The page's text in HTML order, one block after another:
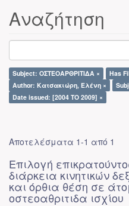
Αναζήτηση
Subject: ΟΣΤΕΟΑΡΘΡΙΤΙΔΑ × Has
Author: Κατσακιώρη, Ελένη ×
Date issued: [2004 TO 2009] ×
Αποτελέσματα 1-1 από 1
Επιλογή
διάρκεια κινητικών
και όρθια θέση σε
οστεοαθριτιδα ισχίου